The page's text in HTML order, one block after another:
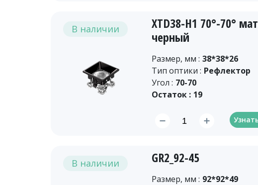
В наличии
XTD38-H1 70°-70°
черный
Размер, мм : 38*38*26
Тип оптики : Рефлектор
Угол : 70-70
Остаток : 19
В наличии GR2_92-45
Размер, мм : 92*92*49